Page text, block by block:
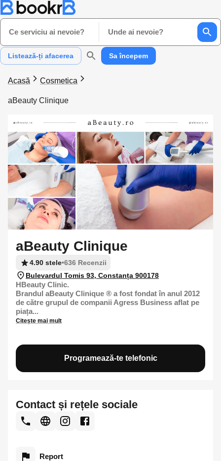
Ce serviciu ai nevoie? Unde ai nevoie?
Listează-ți afacerea Sa începem
Acasă Cosmetica
aBeauty Clinique
aBeauty Clinique
4.90 stele•636 Recenzii
Bulevardul Tomis 93, Constanța 900178
HBeauty Clinic.
Brandul aBeauty Clinique ® a fost fondat în anul 2012
de către grupul de companii Agress Business aflat pe
piața...
Citește mai mult
Programează-te telefonic
Contact și rețele sociale
Report